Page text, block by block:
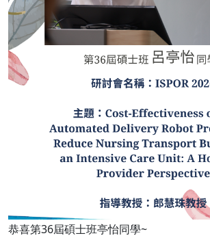
恭喜第36屆碩士班亭怡同學~